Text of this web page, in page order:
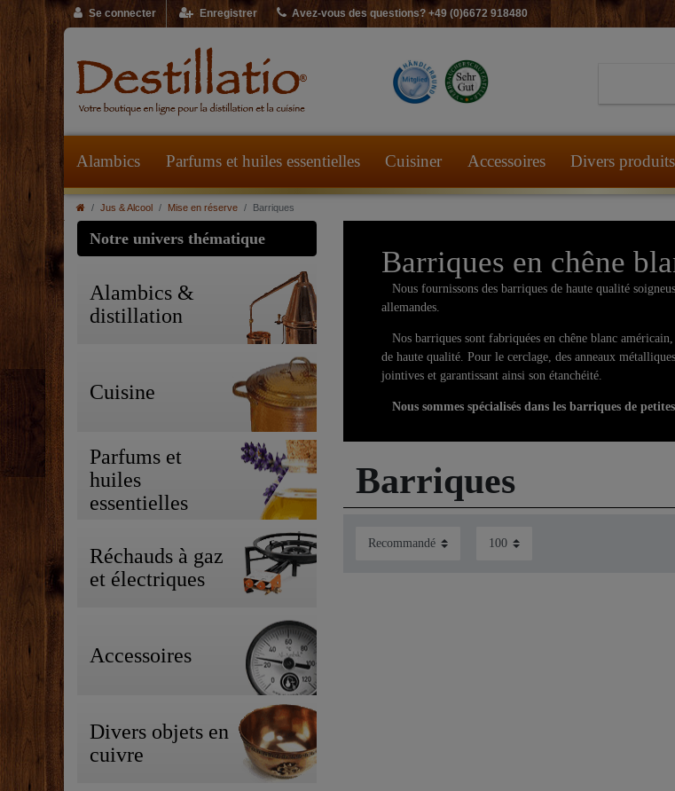
Se connecter Enregistrer Avez-vous des questions? +49 (0)6672 918480
Alambics Parfums et huiles essentielles Cuisiner Accessoires Divers
Jus & Alcool Mise en réserve Barriques
Notre univers thématique
Alambics &
distillation
Cuisine
Parfums et
huiles
essentielles
Réchauds à gaz
et électriques
Accessoires
Divers objets en
cuivre
Barriques en chêne
Nous fournissons des barriques de haute qualité
allemandes.
Nos barriques sont fabriquées en chêne blanc
de haute qualité. Pour le cerclage, des anneaux
jointives et garantissant ainsi son étanchéité.
Nous sommes spécialisés dans les barriques de
Barriques